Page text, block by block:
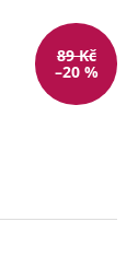
89 Kč
–20 %